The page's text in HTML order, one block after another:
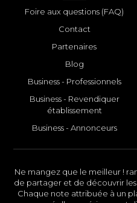
Foire aux questions (FAQ)
Contact
Partenaires
Blog
Business - Professionnels
Business - Revendiquer
établissement
Business - Annonceurs
Ne mangez que le meilleur !
de partager et de découvrir
Chaque note attribuée à un